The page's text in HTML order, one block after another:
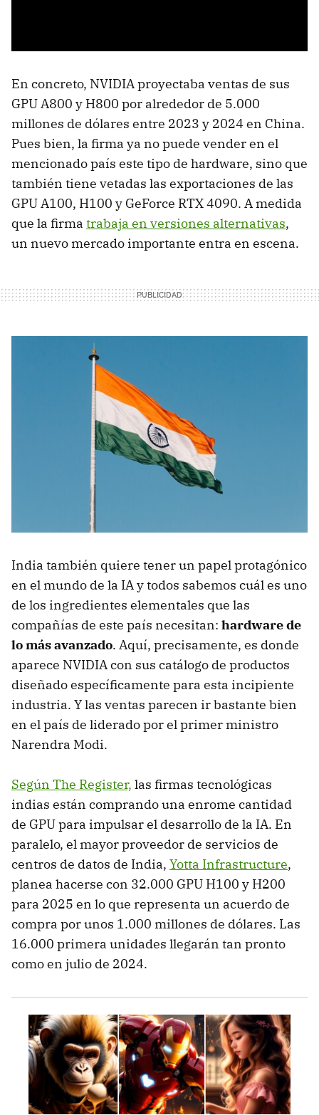
En concreto, NVIDIA proyectaba ventas de sus
GPU A800 y H800 por alrededor de 5.000
millones de dólares entre 2023 y 2024 en China.
Pues bien, la firma ya no puede vender en el
mencionado país este tipo de hardware, sino que
también tiene vetadas las exportaciones de las
GPU A100, H100 y GeForce RTX 4090. A medida
que la firma trabaja en versiones alternativas,
un nuevo mercado importante entra en escena.
India también quiere tener un papel protagónico
en el mundo de la IA y todos sabemos cuál es uno
de los ingredientes elementales que las
compañías de este país necesitan: hardware de
lo más avanzado. Aquí, precisamente, es donde
aparece NVIDIA con sus catálogo de productos
diseñado específicamente para esta incipiente
industria. Y las ventas parecen ir bastante bien
en el país de liderado por el primer ministro
Narendra Modi.
Según The Register, las firmas tecnológicas
indias están comprando una enrome cantidad
de GPU para impulsar el desarrollo de la IA. En
paralelo, el mayor proveedor de servicios de
centros de datos de India, Yotta Infrastructure,
planea hacerse con 32.000 GPU H100 y H200
para 2025 en lo que representa un acuerdo de
compra por unos 1.000 millones de dólares. Las
16.000 primera unidades llegarán tan pronto
como en julio de 2024.